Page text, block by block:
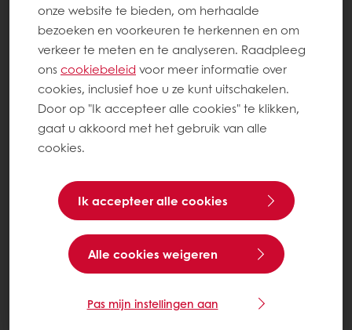
onze website te bieden, om herhaalde
bezoeken en voorkeuren te herkennen en om
verkeer te meten en te analyseren. Raadpleeg
onscookiebeleid voor meer informatie over
cookies, inclusief hoe u ze kunt uitschakelen.
Door op "Ik accepteer alle cookies" te klikken,
gaat u akkoord met het gebruik van alle
cookies.
Ik accepteer alle cookies
Alle cookies weigeren
Pas mijn instellingen aan